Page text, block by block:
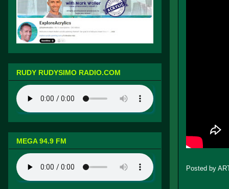
Posted by
RUDY RUDYSIMO RADIO.COM
MEGA 94.9 FM